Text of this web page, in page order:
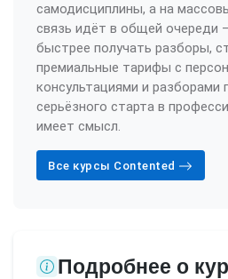
самодисциплины, а на
связь идёт в общей очереди
быстрее получать разборы,
премиальные тарифы с
консультациями и разборами
серьёзного старта в
имеет смысл.
Все курсы Contented
Подробнее о